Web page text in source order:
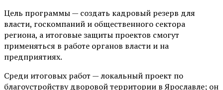
Цель программы — создать кадровый резерв для
власти, госкомпаний и общественного сектора
региона, а итоговые защиты проектов смогут
применяться в работе органов власти и на
предприятиях.
Среди итоговых работ — локальный проект по
благоустройству дворовой территории в Ярославле; он